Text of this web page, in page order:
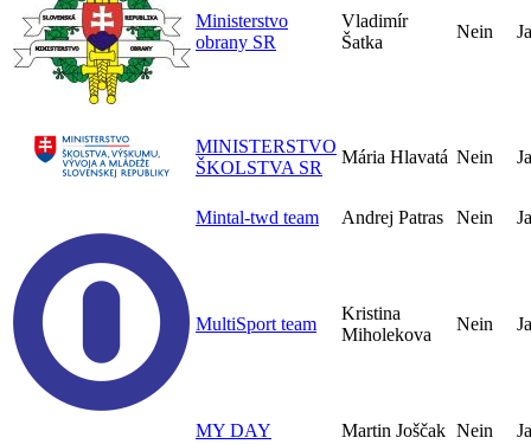
Ministerstvo
obrany SR
Vladimír
Šatka
Nein Ja
MINISTERSTVO
ŠKOLSTVA SR
Mária Hlavatá Nein Ja
Mintal-twd team Andrej Patras Nein Ja
MultiSport team
Kristina
Miholekova
Nein Ja
MY DAY Martin Joščak Nein
Ja